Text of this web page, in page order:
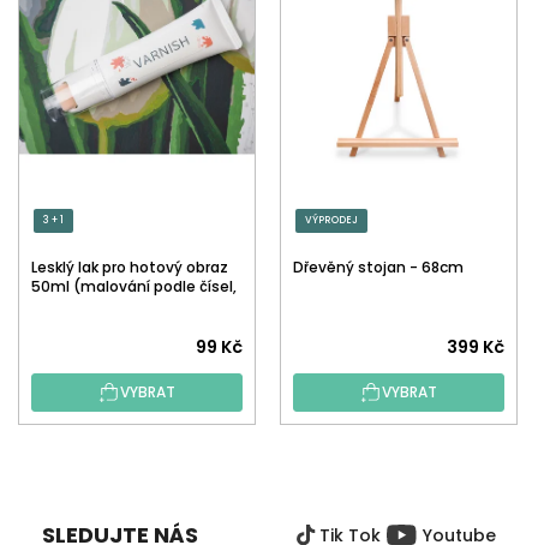
3 + 1
Lesklý lak pro hotový obraz
50ml (malování podle čísel,
hodnocení
produktu
je
hvězdiček.
99 Kč
VYBRAT
VÝPRODEJ
Dřevěný stojan - 68cm
399 Kč
VYBRAT
SLEDUJTE NÁS Tik Tok Youtube